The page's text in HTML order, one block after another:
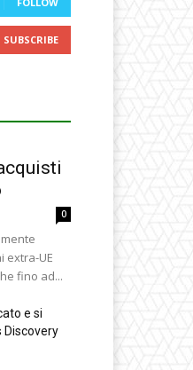
SUBSCRIBE
0
extra-UE
fino ad...
e si
Discovery